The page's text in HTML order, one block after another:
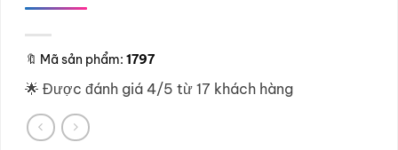
🔖 Mã sản phẩm: 1797
🌟 Được đánh giá 4/5 từ 17 khách hàng